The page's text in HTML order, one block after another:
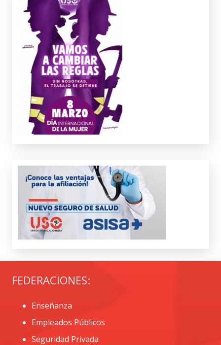
FEDERACIONES:
Enseñanza
Empleados Públicos
Seguridad Privada